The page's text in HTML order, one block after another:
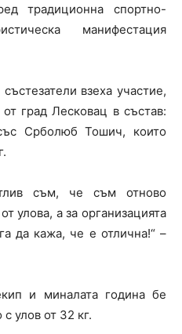
традиционна спортно-
манифестация
взеха участие,
град Лесковац в състав:
Срболюб Тошич, които
съм, че съм отново
улова, а за организацията
да кажа, че е отлична!“ –
и миналата година бе
улов от 32 кг.